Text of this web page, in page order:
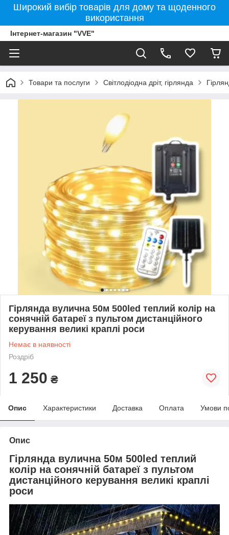
Широкий вибір товарів для дому та щоденного
використання
Інтернет-магазин "VVE"
Товари та послуги Світлодіодна дріт, гірлянда
Гірлянда вулична 50м 500led теплий колір на
сонячній батареї з пультом дистанційного
керування великі краплі роси
Немає в наявності
Роздріб
1 250 ₴
Опис Характеристики Доставка Оплата Умови
Опис
Гірлянда вулична 50м 500led теплий
колір на сонячній батареї з пультом
дистанційного керування великі краплі
роси